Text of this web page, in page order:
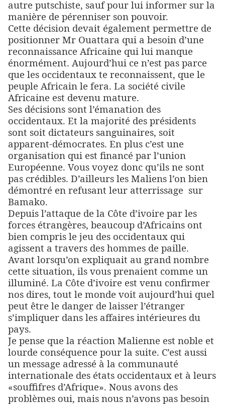
autre putschiste, sauf pour lui informer sur la
manière de pérenniser son pouvoir.
Cette décision devait également permettre de
positionner Mr Ouattara qui a besoin d’une
reconnaissance Africaine qui lui manque
énormément. Aujourd’hui ce n’est pas parce
que les occidentaux te reconnaissent, que le
peuple Africain le fera. La société civile
Africaine est devenu mature.
Ses décisions sont l’émanation des
occidentaux. Et la majorité des présidents
sont soit dictateurs sanguinaires, soit
apparent-démocrates. En plus c’est une
organisation qui est financé par l’union
Européenne. Vous voyez donc qu’ils ne sont
pas crédibles. D’ailleurs les Maliens l’on bien
démontré en refusant leur atterrissage sur
Bamako.
Depuis l’attaque de la Côte d’ivoire par les
forces étrangères, beaucoup d’Africains ont
bien compris le jeu des occidentaux qui
agissent a travers des hommes de paille.
Avant lorsqu’on expliquait au grand nombre
cette situation, ils vous prenaient comme un
illuminé. La Côte d’ivoire est venu confirmer
nos dires, tout le monde voit aujourd’hui quel
peut être le danger de laisser l’étranger
s’impliquer dans les affaires intérieures du
pays.
Je pense que la réaction Malienne est noble et
lourde conséquence pour la suite. C’est aussi
un message adressé à la communauté
internationale des états occidentaux et à leurs
«souffifres d’Afrique». Nous avons des
problèmes oui, mais nous n’avons pas besoin